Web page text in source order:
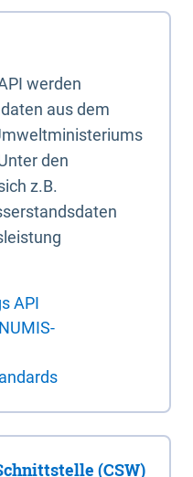
werden
aus dem
den
z.B.
API
(CSW)